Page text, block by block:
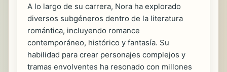
A lo largo de su carrera, Nora ha explorado
diversos subgéneros dentro de la literatura
romántica, incluyendo romance
contemporáneo, histórico y fantasía. Su
habilidad para crear personajes complejos y
tramas envolventes ha resonado con millones